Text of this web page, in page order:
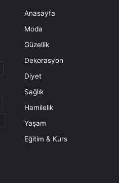
Anasayfa
Moda
Güzellik
Dekorasyon
Diyet
Sağlık
Hamilelik
Yaşam
Eğitim & Kurs